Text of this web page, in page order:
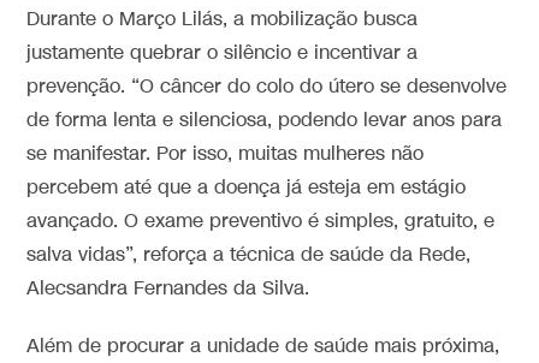
Durante o Março Lilás, a mobilização busca
justamente quebrar o silêncio e incentivar a
prevenção. “O câncer do colo do útero se desenvolve
de forma lenta e silenciosa, podendo levar anos para
se manifestar. Por isso, muitas mulheres não
percebem até que a doença já esteja em estágio
avançado. O exame preventivo é simples, gratuito, e
salva vidas”, reforça a técnica de saúde da Rede,
Alecsandra Fernandes da Silva.
Além de procurar a unidade de saúde mais próxima,